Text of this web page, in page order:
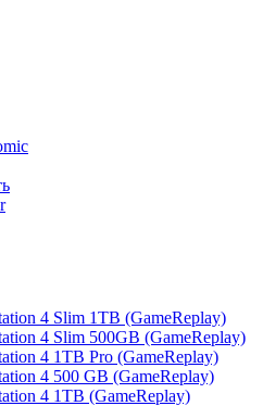
4 Slim 1TB (GameReplay)
4 Slim 500GB (GameReplay)
4 1TB Pro (GameReplay)
4 500 GB (GameReplay)
4 1TB (GameReplay)